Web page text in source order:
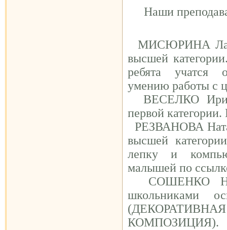
Наши
МИСЮРИНА
высшей
ребята учатся
умению работы с
ВЕСЕЛКО
первой
РЕЗВАНОВА
высшей
лепку и
малышей по
СОШЕНКО
школьниками
КОМПОЗИЦИЯ).